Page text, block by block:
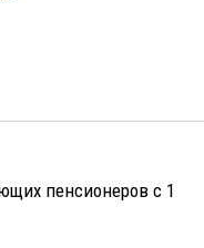
пенсионеров с 1